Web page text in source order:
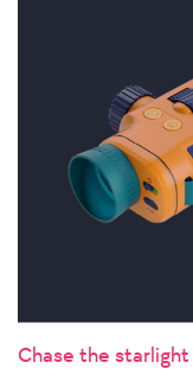
Chase the starlight